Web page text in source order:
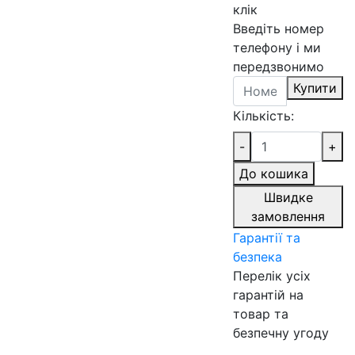
клік
Введіть номер
телефону і ми
передзвонимо
Купити
Кількість:
-
+
До кошика
Швидке
замовлення
Гарантії та
безпека
Перелік усіх
гарантій на
товар та
безпечну угоду